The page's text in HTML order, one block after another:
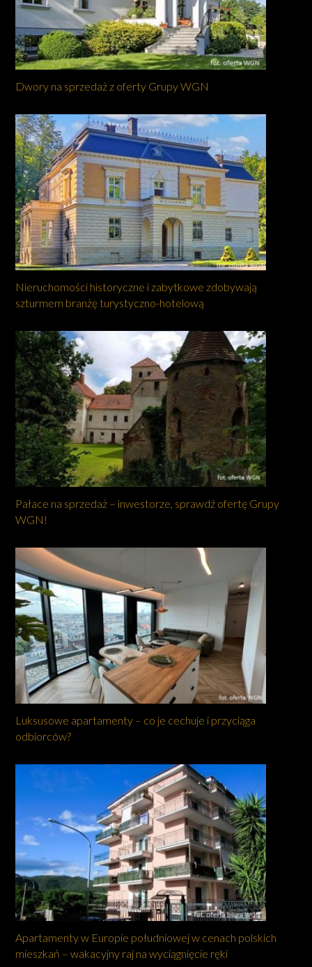
Dwory na sprzedaż z oferty Grupy WGN
Nieruchomości historyczne i zabytkowe zdobywają
szturmem branżę turystyczno-hotelową
Pałace na sprzedaż – inwestorze, sprawdź ofertę Grupy
WGN!
Luksusowe apartamenty – co je cechuje i przyciąga
odbiorców?
Apartamenty w Europie południowej w cenach polskich
mieszkań – wakacyjny raj na wyciągnięcie ręki